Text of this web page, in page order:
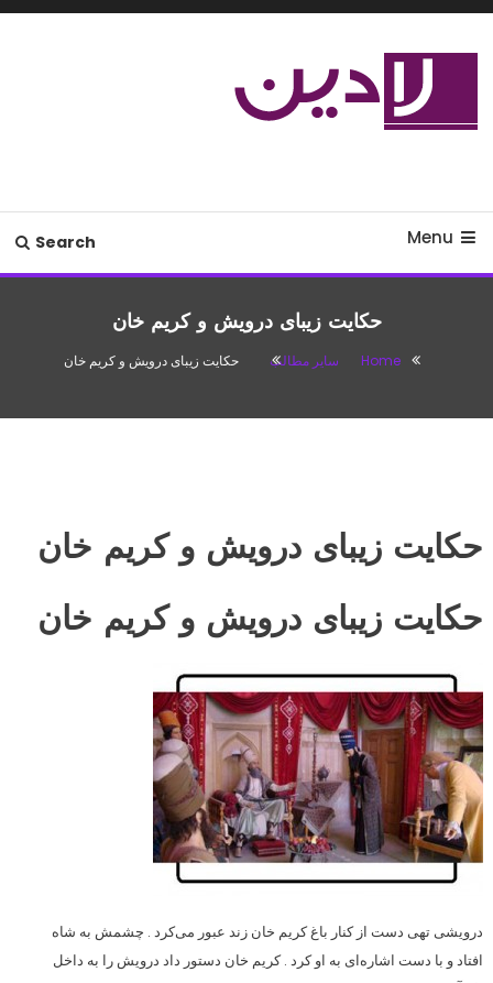
Skip
Menu
Search
حکایت زیبای درویش و کریم خان
Home سایر مطالب
حکایت زیبای درویش و کریم خان
آگوست 16, 2016
باران
حکایت زیبای درویش و کریم خان
حکایت زیبای درویش و کریم خان
درویشی تهی‌‌ دست از کنار باغ کریم خان زند عبور می‌کرد . چشمش به شاه
افتاد و با دست اشاره‌ای به او کرد . کریم خان دستور داد درویش را به داخل